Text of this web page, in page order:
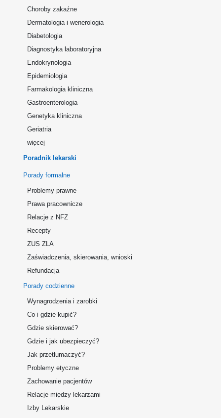
Choroby zakaźne
Dermatologia i wenerologia
Diabetologia
Diagnostyka laboratoryjna
Endokrynologia
Epidemiologia
Farmakologia kliniczna
Gastroenterologia
Genetyka kliniczna
Geriatria
więcej
Poradnik lekarski
Porady formalne
Problemy prawne
Prawa pracownicze
Relacje z NFZ
Recepty
ZUS ZLA
Zaświadczenia, skierowania, wnioski
Refundacja
Porady codzienne
Wynagrodzenia i zarobki
Co i gdzie kupić?
Gdzie skierować?
Gdzie i jak ubezpieczyć?
Jak przetłumaczyć?
Problemy etyczne
Zachowanie pacjentów
Relacje między lekarzami
Izby Lekarskie